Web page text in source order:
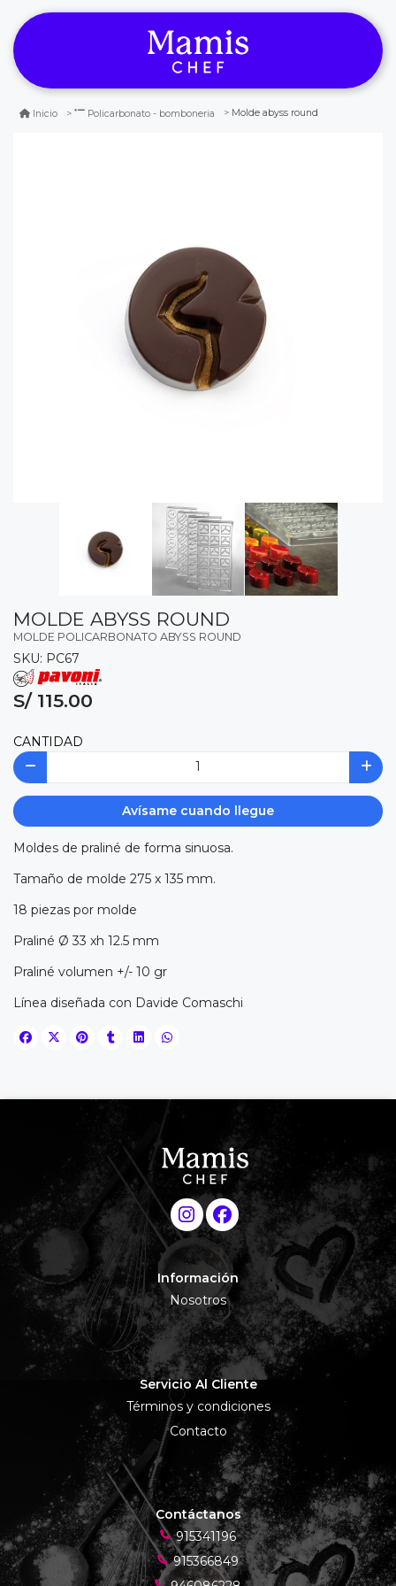
Inicio Policarbonato - bomboneria Molde abyss round
MOLDE ABYSS ROUND
MOLDE POLICARBONATO ABYSS ROUND
SKU: PC67
S/ 115.00
CANTIDAD
Avísame cuando llegue
Moldes de praliné de forma sinuosa.
Tamaño de molde 275 x 135 mm.
18 piezas por molde
Praliné Ø 33 xh 12.5 mm
Praliné volumen +/- 10 gr
Línea diseñada con Davide Comaschi
Información
Nosotros
Servicio Al Cliente
Términos y condiciones
Contacto
Contáctanos
915341196
915366849